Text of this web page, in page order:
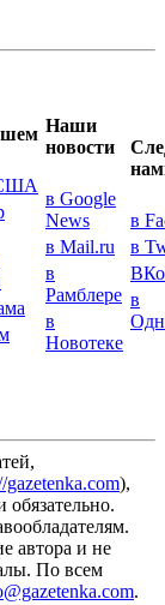
Наши
новости
в Google
News
в Mail.ru
в
Рамблере
в
Новотеке
в
в
в
gazetenka.com),
автора и не
По всем
.